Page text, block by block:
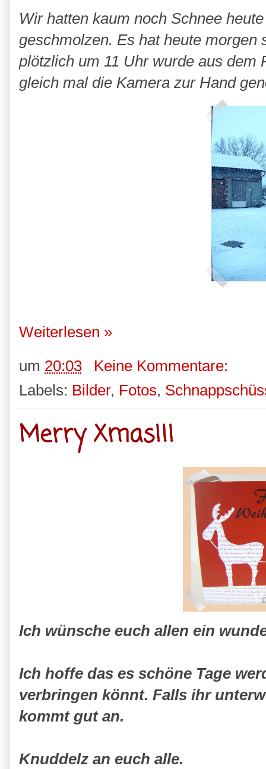
Wir hatten kaum noch Schnee
geschmolzen. Es hat heute morgen
plötzlich um 11 Uhr wurde aus dem
gleich mal die Kamera zur Hand
Weiterlesen »
um 20:03
Keine Kommentare:
Labels: Bilder, Fotos,
Merry Xmas!!!
Ich wünsche euch allen ein
Ich hoffe das es schöne Tage
verbringen könnt. Falls ihr
kommt gut an.
Knuddelz an euch alle.